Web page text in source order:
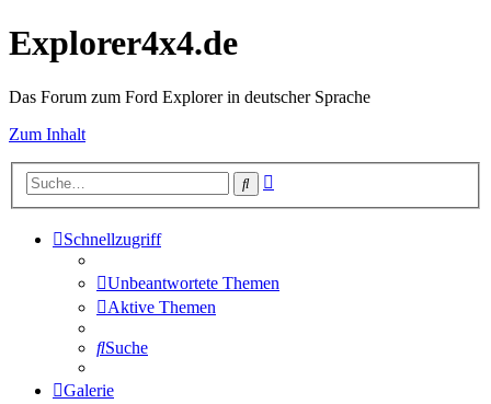
Explorer4x4.de
Das Forum zum Ford Explorer in deutscher Sprache
Zum Inhalt
Suche
Schnellzugriff
Unbeantwortete Themen
Aktive Themen
Suche
Galerie